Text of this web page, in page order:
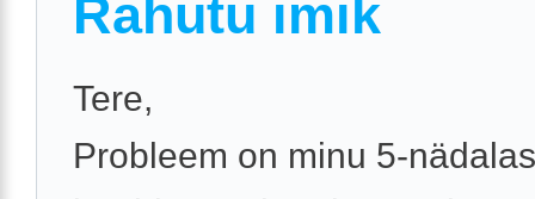
Rahutu imik
Tere,
Probleem on minu 5-